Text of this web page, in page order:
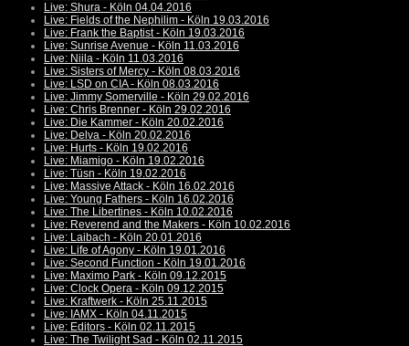
Live: Shura - Köln 04.04.2016
Live: Fields of the Nephilim - Köln 19.03.2016
Live: Frank the Baptist - Köln 19.03.2016
Live: Sunrise Avenue - Köln 11.03.2016
Live: Niila - Köln 11.03.2016
Live: Sisters of Mercy - Köln 08.03.2016
Live: LSD on CIA - Köln 08.03.2016
Live: Jimmy Somerville - Köln 29.02.2016
Live: Chris Brenner - Köln 29.02.2016
Live: Die Kammer - Köln 20.02.2016
Live: Delva - Köln 20.02.2016
Live: Hurts - Köln 19.02.2016
Live: Miamigo - Köln 19.02.2016
Live: Tüsn - Köln 19.02.2016
Live: Massive Attack - Köln 16.02.2016
Live: Young Fathers - Köln 16.02.2016
Live: The Libertines - Köln 10.02.2016
Live: Reverend and the Makers - Köln 10.02.2016
Live: Laibach - Köln 20.01.2016
Live: Life of Agony - Köln 19.01.2016
Live: Second Function - Köln 19.01.2016
Live: Maximo Park - Köln 09.12.2015
Live: Clock Opera - Köln 09.12.2015
Live: Kraftwerk - Köln 25.11.2015
Live: IAMX - Köln 04.11.2015
Live: Editors - Köln 02.11.2015
Live: The Twilight Sad - Köln 02.11.2015